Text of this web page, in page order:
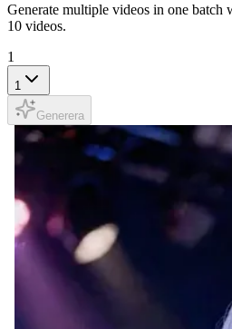
Generate multiple videos in one batch
10 videos.
1
1
Generera